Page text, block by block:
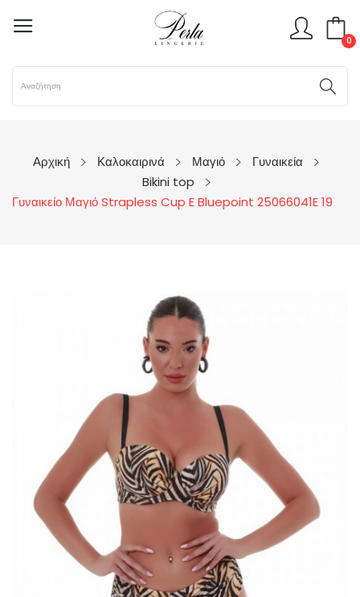
0
Αρχική Καλοκαιρινά Μαγιό
Γυναικεία
Bikini top
Γυναικείο Μαγιό Strapless Cup E Bluepoint 25066041E 19